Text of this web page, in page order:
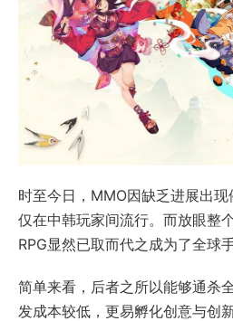
时至今日，MMO因缺乏进展出
仅在中韩玩家间流行。而放眼整
RPG显然已取而代之成为了全球
简单来看，后者之所以能够通杀
发成本较低，更易孵化创意与创